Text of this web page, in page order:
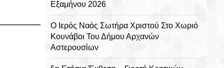
Εξαμήνου 2026
Ο Ιερός Ναός Σωτήρα Χριστού Στο Χωριό
Κουνάβοι Του Δήμου Αρχανών
Αστερουσίων